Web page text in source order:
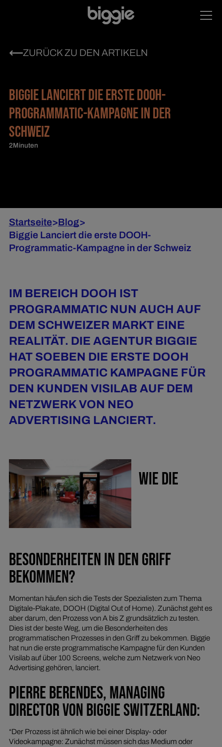
ZURÜCK ZU DEN ARTIKELN
BIGGIE LANCIERT DIE ERSTE DOOH-
PROGRAMMATIC-KAMPAGNE IN DER
SCHWEIZ
2Minuten
Startseite>Blog>
Biggie Lanciert die erste DOOH-
Programmatic-Kampagne in der Schweiz
IM BEREICH DOOH IST
PROGRAMMATIC NUN AUCH AUF
DEM SCHWEIZER MARKT EINE
REALITÄT. DIE AGENTUR BIGGIE
HAT SOEBEN DIE ERSTE DOOH
PROGRAMMATIC KAMPAGNE FÜR
DEN KUNDEN VISILAB AUF DEM
NETZWERK VON NEO
ADVERTISING LANCIERT.
WIE DIE
BESONDERHEITEN IN DEN GRIFF
BEKOMMEN?
Momentan häufen sich die Tests der Spezialisten zum Thema
Digitale-Plakate, DOOH (Digital Out of Home). Zunächst geht es
aber darum, den Prozess von A bis Z grundsätzlich zu testen.
Dies ist der beste Weg, um die Besonderheiten des
programmatischen Prozesses in den Griff zu bekommen. Biggie
hat nun die erste programmatische Kampagne für den Kunden
Visilab auf über 100 Screens, welche zum Netzwerk von Neo
Advertising gehören, lanciert.
PIERRE BERENDES, MANAGING
DIRECTOR VON BIGGIE SWITZERLAND:
“Der Prozess ist ähnlich wie bei einer Display- oder
Videokampagne: Zunächst müssen sich das Medium oder